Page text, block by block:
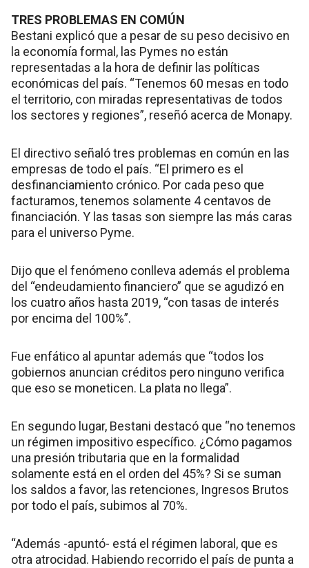
TRES PROBLEMAS EN COMÚN
Bestani explicó que a pesar de su peso decisivo en
la economía formal, las Pymes no están
representadas a la hora de definir las políticas
económicas del país. “Tenemos 60 mesas en todo
el territorio, con miradas representativas de todos
los sectores y regiones”, reseñó acerca de Monapy.
El directivo señaló tres problemas en común en las
empresas de todo el país. “El primero es el
desfinanciamiento crónico. Por cada peso que
facturamos, tenemos solamente 4 centavos de
financiación. Y las tasas son siempre las más caras
para el universo Pyme.
Dijo que el fenómeno conlleva además el problema
del “endeudamiento financiero” que se agudizó en
los cuatro años hasta 2019, “con tasas de interés
por encima del 100%”.
Fue enfático al apuntar además que “todos los
gobiernos anuncian créditos pero ninguno verifica
que eso se moneticen. La plata no llega”.
En segundo lugar, Bestani destacó que “no tenemos
un régimen impositivo específico. ¿Cómo pagamos
una presión tributaria que en la formalidad
solamente está en el orden del 45%? Si se suman
los saldos a favor, las retenciones, Ingresos Brutos
por todo el país, subimos al 70%.
“Además -apuntó- está el régimen laboral, que es
otra atrocidad. Habiendo recorrido el país de punta a